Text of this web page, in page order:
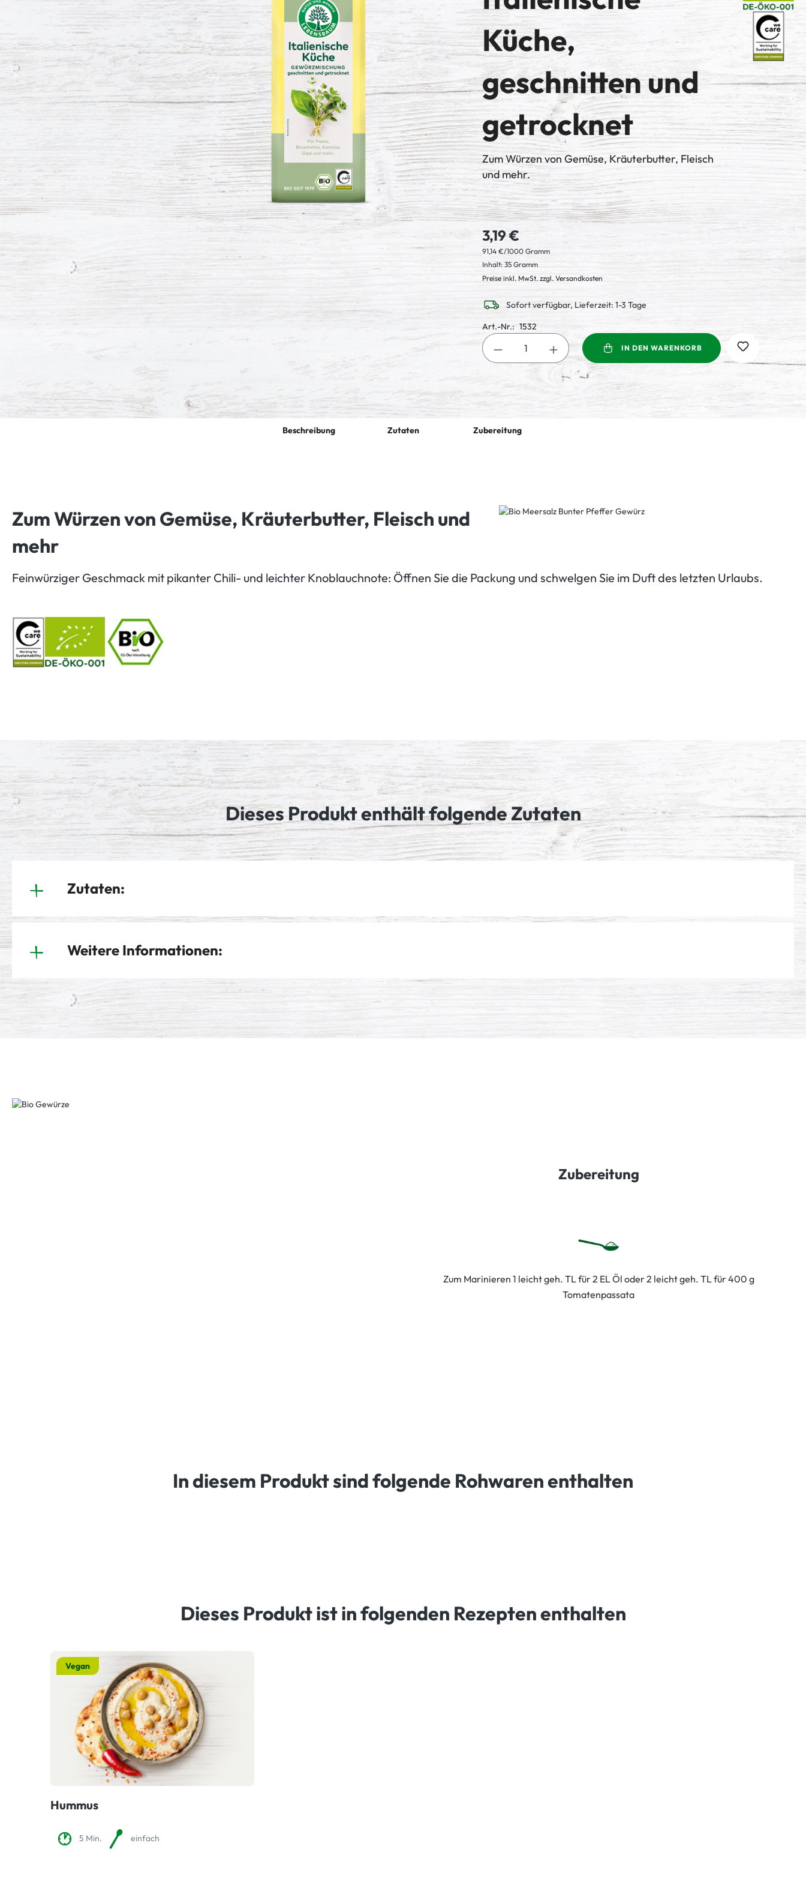
Küche,
geschnitten und
getrocknet
Zum Würzen von Gemüse, Kräuterbutter, Fleisch
und mehr.
3,19 €
91,14 €/1000 Gramm
Inhalt: 35 Gramm
Preise inkl. MwSt. zzgl. Versandkosten
Sofort verfügbar, Lieferzeit: 1-3 Tage
Art.-Nr.: 1532
Produkt Anzahl: Gib den gewünschten Wert ein
IN DEN WARENKORB
Beschreibung Zutaten Zubereitung
Zum Würzen von Gemüse, Kräuterbutter, Fleisch und
mehr
Feinwürziger Geschmack mit pikanter Chili- und leichter Knoblauchnote: Öffnen Sie die Packung und schwelgen Sie im Duft des letzten Urlaubs.
Dieses Produkt enthält folgende Zutaten
Zutaten:
Weitere Informationen:
Zubereitung
Zum Marinieren 1 leicht geh. TL für 2 EL Öl oder 2 leicht geh. TL für 400 g
Tomatenpassata
In diesem Produkt sind folgende Rohwaren enthalten
Dieses Produkt ist in folgenden Rezepten enthalten
Vegan
Hummus
5 Min. einfach